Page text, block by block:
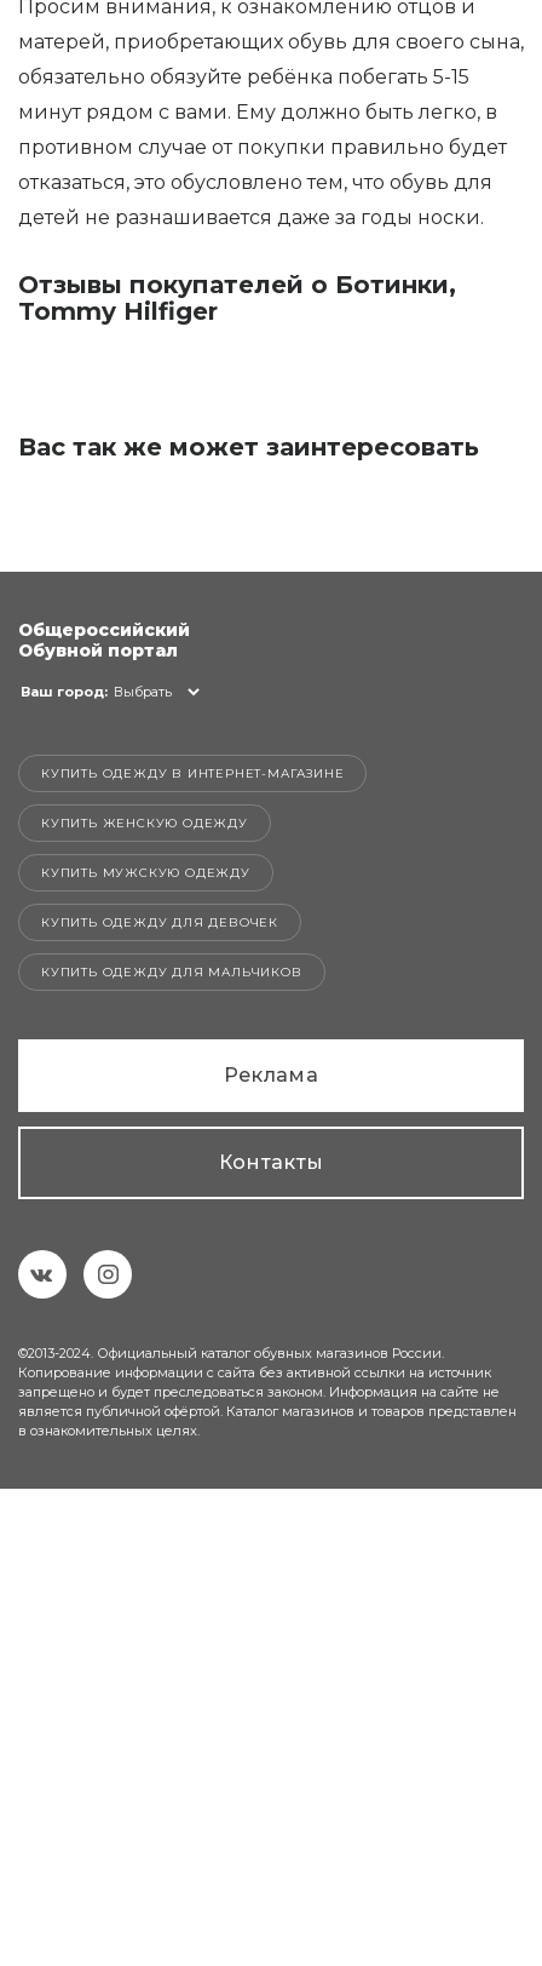
Просим внимания, к ознакомлению отцов и
матерей, приобретающих обувь для своего сына,
обязательно обязуйте ребёнка побегать 5-15
минут рядом с вами. Ему должно быть легко, в
противном случае от покупки правильно будет
отказаться, это обусловлено тем, что обувь для
детей не разнашивается даже за годы носки.
Отзывы покупателей о Ботинки,
Tommy Hilfiger
Вас так же может заинтересовать
Общероссийский
Обувной портал
Ваш город: Выбрать
КУПИТЬ ОДЕЖДУ В ИНТЕРНЕТ-МАГАЗИНЕ
КУПИТЬ ЖЕНСКУЮ ОДЕЖДУ
КУПИТЬ МУЖСКУЮ ОДЕЖДУ
КУПИТЬ ОДЕЖДУ ДЛЯ ДЕВОЧЕК
КУПИТЬ ОДЕЖДУ ДЛЯ МАЛЬЧИКОВ
Реклама
Контакты
©2013-2024. Официальный каталог обувных магазинов России.
Копирование информации с сайта без активной ссылки на источник
запрещено и будет преследоваться законом. Информация на сайте не
является публичной офёртой. Каталог магазинов и товаров представлен
в ознакомительных целях.